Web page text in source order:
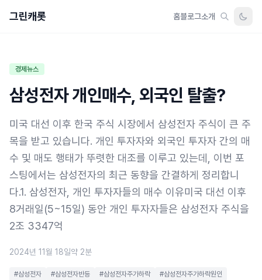
그린캐롯 홈블로그소개
경제뉴스
삼성전자 개인매수, 외국인 탈출?
미국 대선 이후 한국 주식 시장에서 삼성전자 주식이 큰 주
목을 받고 있습니다. 개인 투자자와 외국인 투자자 간의 매
수 및 매도 행태가 뚜렷한 대조를 이루고 있는데, 이번 포
스팅에서는 삼성전자의 최근 동향을 간결하게 정리합니
다.1. 삼성전자, 개인 투자자들의 매수 이유미국 대선 이후
8거래일(5~15일) 동안 개인 투자자들은 삼성전자 주식을
2조 3347억
2024년 11월 18일약 2분
#삼성전자 #삼성전자반등 #삼성전자주가하락
#삼성전자주가하락원인